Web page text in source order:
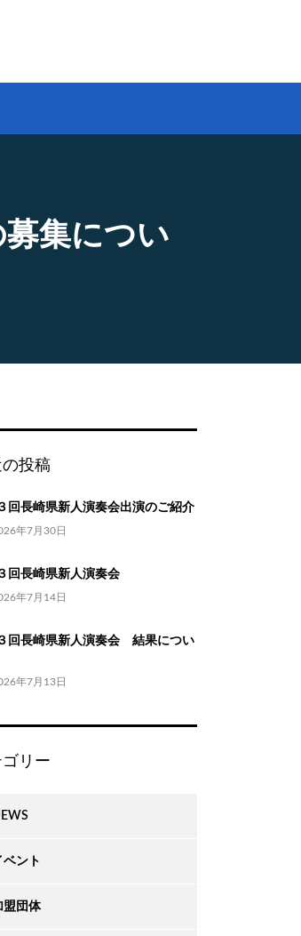
集につい
投稿
回長崎県新人演奏会出演のご紹介
年7月30日
回長崎県新人演奏会
年7月14日
回長崎県新人演奏会 結果につい
年7月13日
ゴリー
ベント
盟団体